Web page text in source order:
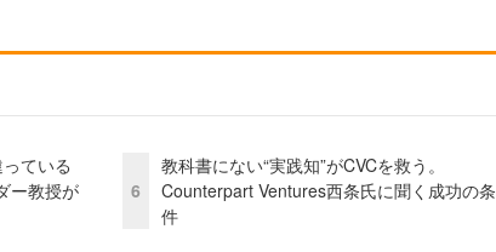
ている
ー教授が
6
教科書にない“実践知”がCVCを救う。
Counterpart Ventures西条氏に聞く成功の条
件